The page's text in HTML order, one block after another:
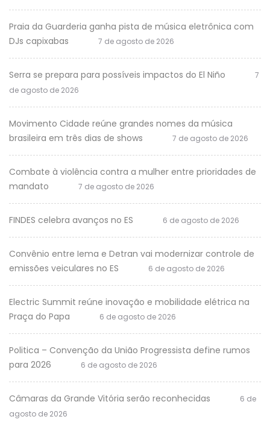
Praia da Guarderia ganha pista de música eletrônica com
DJs capixabas
7 de agosto de 2026
Serra se prepara para possíveis impactos do El Niño
7
de agosto de 2026
Movimento Cidade reúne grandes nomes da música
brasileira em três dias de shows
7 de agosto de 2026
Combate à violência contra a mulher entre prioridades de
mandato
7 de agosto de 2026
FINDES celebra avanços no ES 6 de agosto de 2026
Convênio entre Iema e Detran vai modernizar controle de
emissões veiculares no ES
6 de agosto de 2026
Electric Summit reúne inovação e mobilidade elétrica na
Praça do Papa
6 de agosto de 2026
Politica – Convenção da União Progressista define rumos
para 2026
6 de agosto de 2026
Câmaras da Grande Vitória serão reconhecidas
6 de
agosto de 2026